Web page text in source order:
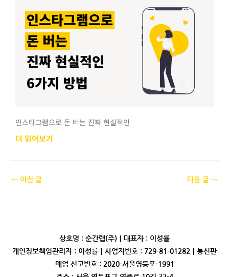
인스타그램으로 돈 버는 진짜 현실적인
더 읽어보기
← 이전 글 다음 글 →
상호명 : 순간랩(주)｜대표자 : 이성률
개인정보책임관리자 : 이성률｜사업자번호 : 729-81-01282｜통신판
매업 신고번호 : 2020-서울영등포-1991